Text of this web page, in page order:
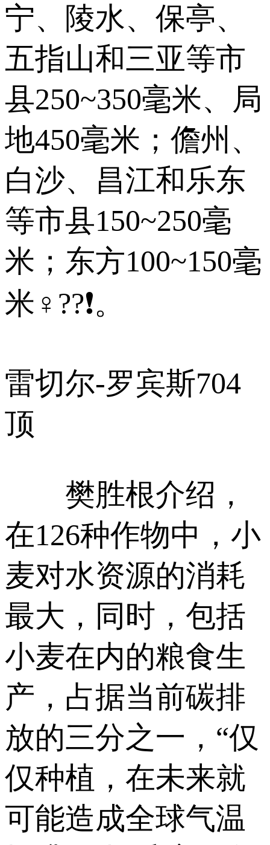
宁、陵水、保亭、
五指山和三亚等市
县250~350毫米、局
地450毫米；儋州、
白沙、昌江和乐东
等市县150~250毫
米；东方100~150毫
米♀??❗。
雷切尔-罗宾斯704
顶
樊胜根介绍，
在126种作物中，小
麦对水资源的消耗
最大，同时，包括
小麦在内的粮食生
产，占据当前碳排
放的三分之一，“仅
仅种植，在未来就
可能造成全球气温